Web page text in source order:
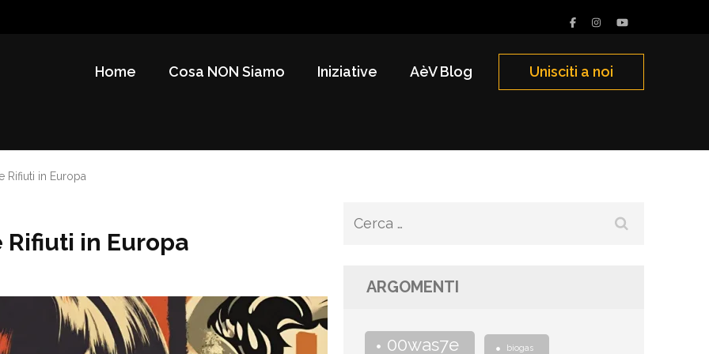
Home Cosa NON Siamo Iniziative AèV Blog Unisciti a noi
Rifiuti in Europa
Rifiuti in Europa
Ricerca
ARGOMENTI
00was7e biogas